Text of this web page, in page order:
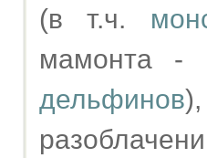
(в т.ч.
мамонта
дельфинов